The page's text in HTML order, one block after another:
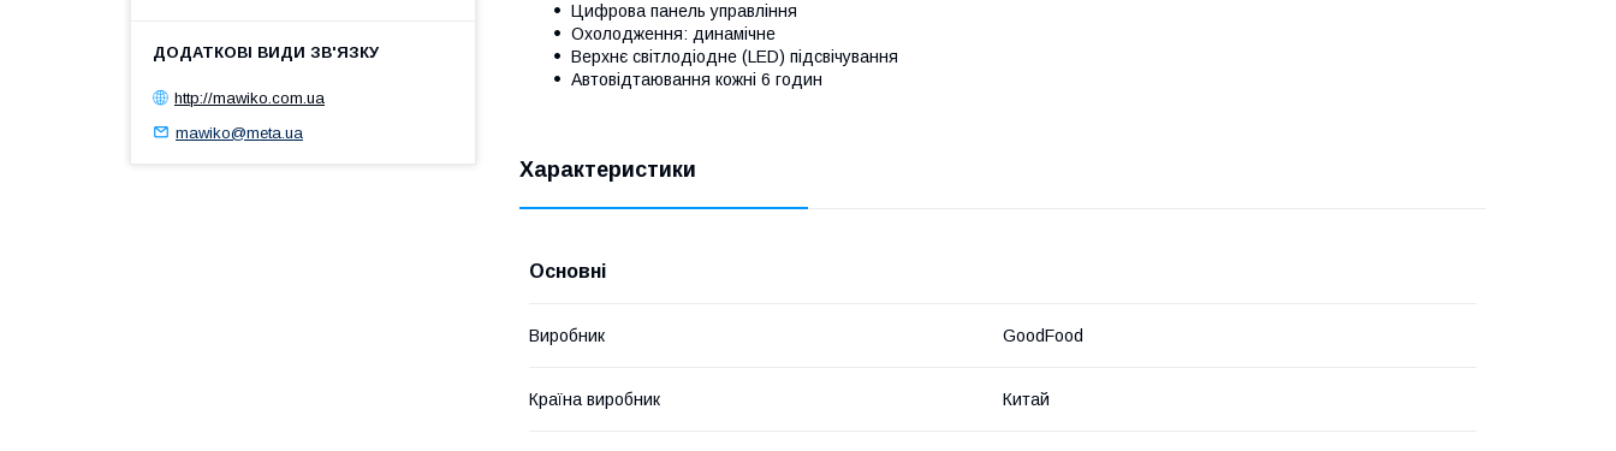
Цифрова панель управління
Охолодження: динамічне
Верхнє світлодіодне (LED) підсвічування
Автовідтаювання кожні 6 годин
Характеристики
Основні
Виробник GoodFood
Країна виробник Китай
http://mawiko.com.ua
mawiko@meta.ua